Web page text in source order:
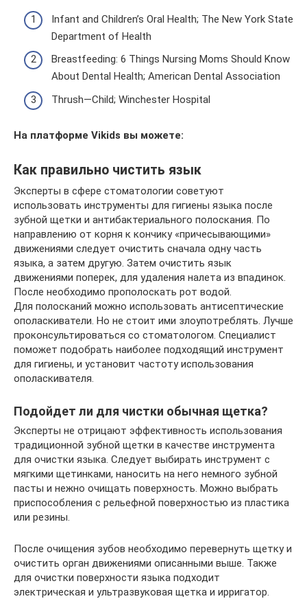
Infant and Children’s Oral Health; The New York State
Department of Health
Breastfeeding: 6 Things Nursing Moms Should Know
About Dental Health; American Dental Association
Thrush—Child; Winchester Hospital
На платформе Vikids вы можете:
Как правильно чистить язык
Эксперты в сфере стоматологии советуют
использовать инструменты для гигиены языка после
зубной щетки и антибактериального полоскания. По
направлению от корня к кончику «причесывающими»
движениями следует очистить сначала одну часть
языка, а затем другую. Затем очистить язык
движениями поперек, для удаления налета из впадинок.
После необходимо прополоскать рот водой.
Для полосканий можно использовать антисептические
ополаскиватели. Но не стоит ими злоупотреблять. Лучше
проконсультироваться со стоматологом. Специалист
поможет подобрать наиболее подходящий инструмент
для гигиены, и установит частоту использования
ополаскивателя.
Подойдет ли для чистки обычная щетка?
Эксперты не отрицают эффективность использования
традиционной зубной щетки в качестве инструмента
для очистки языка. Следует выбирать инструмент с
мягкими щетинками, наносить на него немного зубной
пасты и нежно очищать поверхность. Можно выбрать
приспособления с рельефной поверхностью из пластика
или резины.
После очищения зубов необходимо перевернуть щетку и
очистить орган движениями описанными выше. Также
для очистки поверхности языка подходит
электрическая и ультразвуковая щетка и ирригатор.